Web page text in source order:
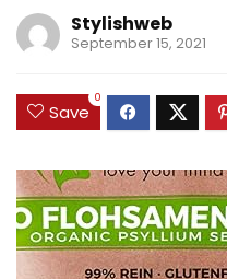
Stylishweb
September 15, 2021
Save
0